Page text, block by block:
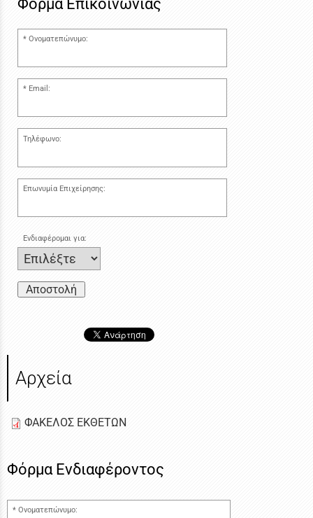
Φόρμα Επικοινωνίας
Ονοματεπώνυμο:
Email:
Τηλέφωνο:
Επωνυμία Επιχείρησης:
Ενδιαφέρομαι για:
Αποστολή
Αρχεία
ΦΑΚΕΛΟΣ ΕΚΘΕΤΩΝ
Φόρμα Ενδιαφέροντος
Ονοματεπώνυμο: